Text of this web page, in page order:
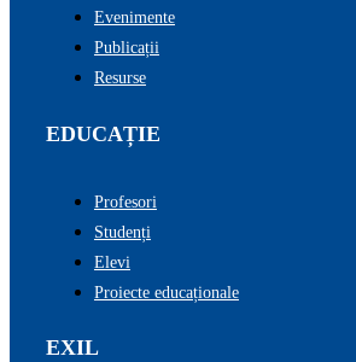
Evenimente
Publicații
Resurse
EDUCAȚIE
Profesori
Studenți
Elevi
Proiecte educaționale
EXIL